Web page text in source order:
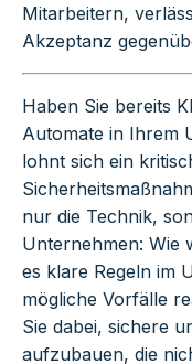
Mitarbeitern,
Akzeptanz
Haben Sie bereits
Automate in Ihrem
lohnt sich ein
nur die Technik,
Unternehmen: Wie
es klare Regeln im
mögliche Vorfälle
Sie dabei, sichere
aufzubauen, die